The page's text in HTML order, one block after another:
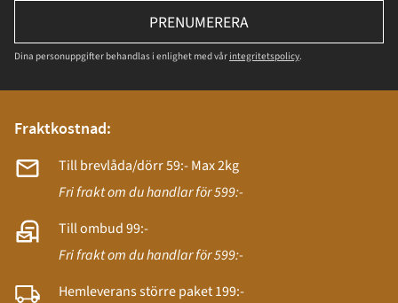
PRENUMERERA
Dina personuppgifter behandlas i enlighet med vår integritetspolicy.
Fraktkostnad:
Till brevlåda/dörr 59:- Max 2kg
Fri frakt om du handlar för 599:-
Till ombud 99:-
Fri frakt om du handlar för 599:-
Hemleverans större paket 199:-